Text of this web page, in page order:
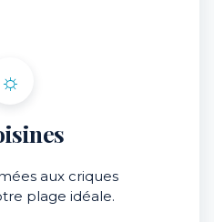
☼
aux criques
plage idéale.